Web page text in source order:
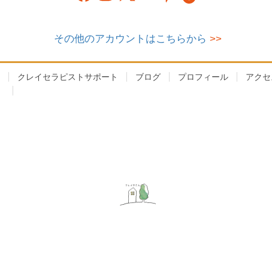
その他のアカウントはこちらから >>
クレイセラピストサポート ブログ プロフィール
アク